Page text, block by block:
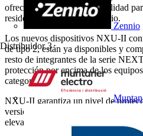
Zennio
Distribuidor 3
ofreciendo alternativas de calidad
residenciales y de uso terciario.
Los nuevos dispositivos NXU-II
de tipo 2, están ya disponibles y
resto de integrantes de la serie
protección por encima de los
categoría.
NXU-II garantiza un nivel de
versión básica o incluso de 40 kA en
elevada, todo ello en formato de